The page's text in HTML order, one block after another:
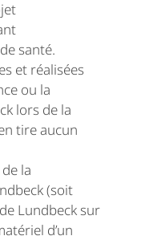
santé.
et réalisées
ou la
lors de la
tire aucun
la
(soit
Lundbeck sur
d’un